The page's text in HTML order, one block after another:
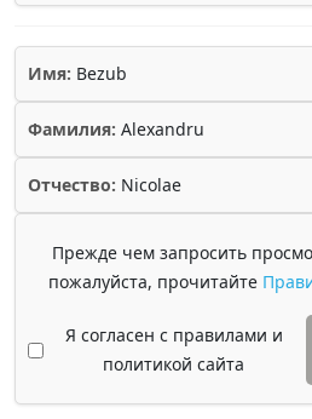
Имя: Bezub
Фамилия: Alexandru
Отчество: Nicolae
Прежде чем запросить
пожалуйста, прочитайте
Я согласен с правилами и
политикой сайта